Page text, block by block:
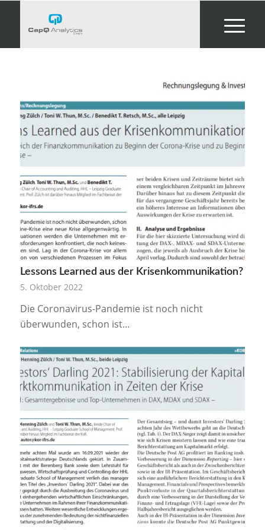
Lessons Learned aus der Krisenkommunikation?
5. Oktober 2022
Die Coronavirus-Pandemie ist noch nicht
überwunden, schon ist…